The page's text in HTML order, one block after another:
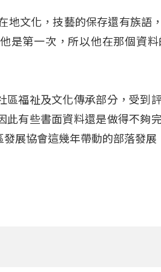
地文化，技藝的保存還有族語
是第一次，所以他在那個資
區福祉及文化傳承部分，受到
此有些書面資料還是做得不夠
展協會這幾年帶動的部落發展